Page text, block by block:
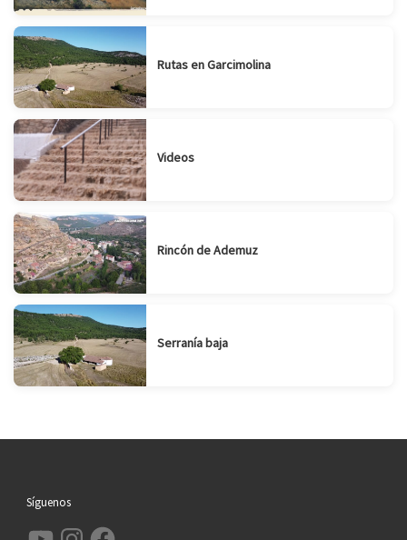
Rutas en Garcimolina
Videos
Rincón de Ademuz
Serranía baja
Síguenos
YouTube InstagramFacebook